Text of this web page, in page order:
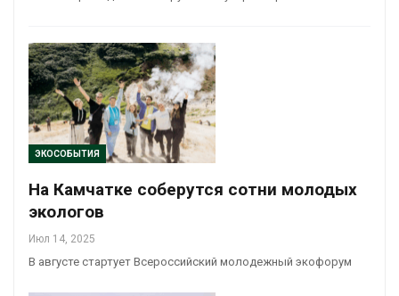
ЭКОСОБЫТИЯ
На Камчатке соберутся сотни молодых
экологов
Июл 14, 2025
В августе стартует Всероссийский молодежный экофорум